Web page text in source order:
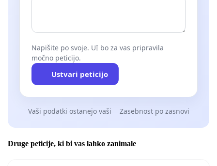
Napišite po svoje. UI bo za vas pripravila
močno peticijo.
Ustvari peticijo
Vaši podatki ostanejo vaši Zasebnost po zasnovi
Druge peticije, ki bi vas lahko zanimale